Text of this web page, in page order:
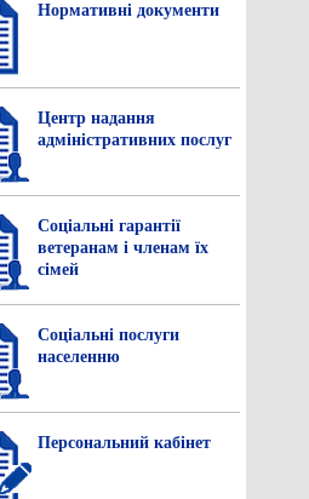
Нормативнi документи
Центр надання
адміністративних послуг
Соціальні гарантії
ветеранам і членам їх
сімей
Соціальні послуги
населенню
Персональний кабінет